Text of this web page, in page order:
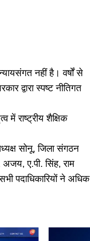
नहीं है। वर्षों से
द्वारा स्पष्ट नीतिगत
में राष्ट्रीय शैक्षिक
सोनू, जिला संगठन
ए.पी. सिंह, राम
पदाधिकारियों ने अधिक